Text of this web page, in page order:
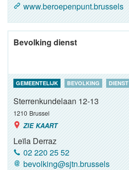
www.beroepenpunt.brussels
Bevolking dienst
GEMEENTELIJK BEVOLKING DIENST
Sterrenkundelaan 12-13
1210 Brussel
ZIE KAART
Leïla Derraz
02 220 25 52
bevolking@sjtn.brussels